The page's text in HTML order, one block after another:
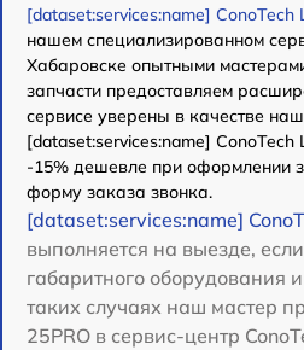
[dataset:services:name] ConoTech
нашем специализированном
Хабаровске опытными
запчасти предоставляем
сервисе уверены в качестве
[dataset:services:name] ConoTech
-15% дешевле при оформлении
форму заказа звонка.
[dataset:services:name]
выполняется на выезде,
габаритного оборудования
таких случаях наш мастер
25PRO в сервис-центр